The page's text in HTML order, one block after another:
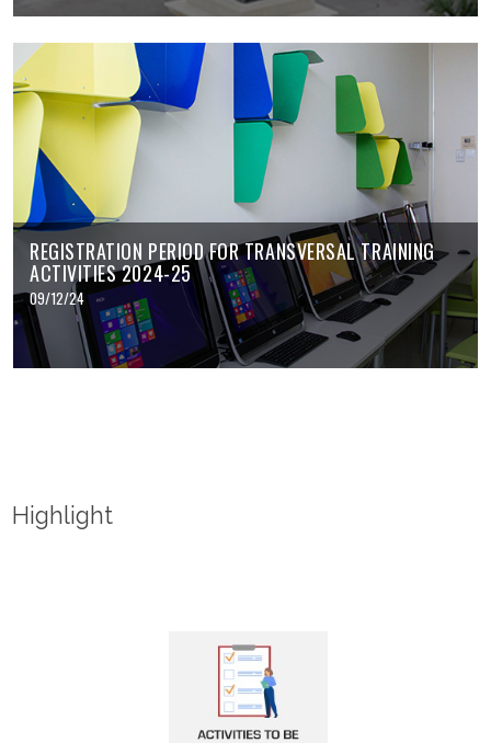
REGISTRATION PERIOD FOR TRANSVERSAL TRAINING
ACTIVITIES 2024-25
09/12/24
Highlight